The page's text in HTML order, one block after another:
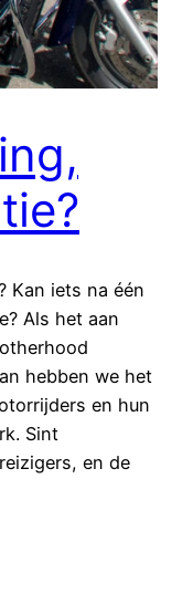
Kan iets na één
Als het aan
hebben we het
en hun
Sint
en de